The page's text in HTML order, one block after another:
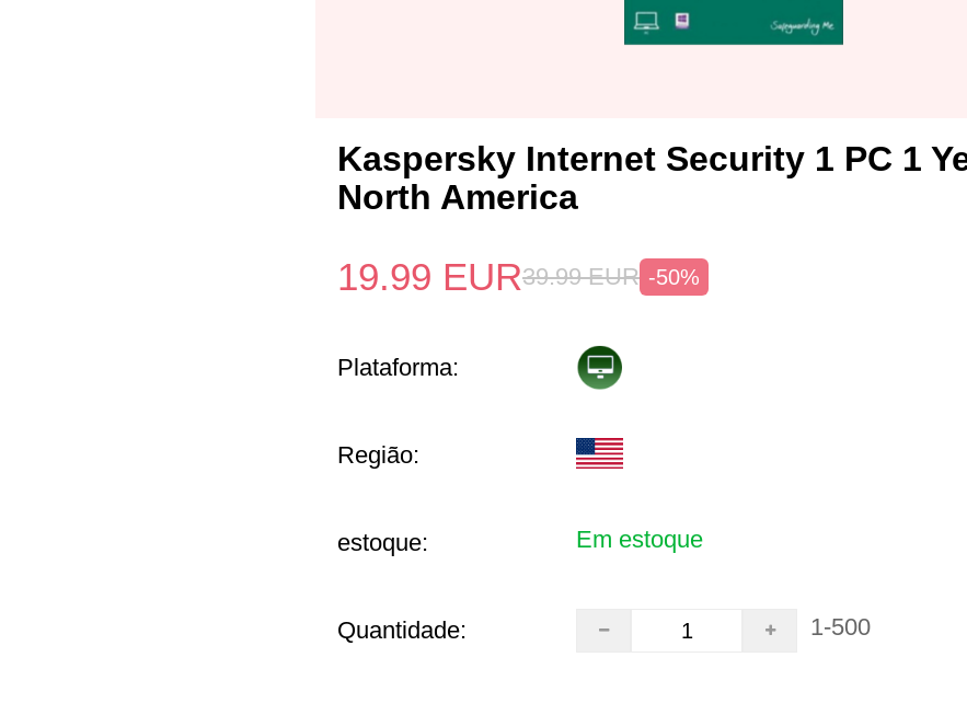
Kaspersky Internet Security 1 PC 1
North America
19.99 EUR39.99 EUR -50%
Plataforma:
Região:
estoque: Em estoque
Quantidade: 1-500